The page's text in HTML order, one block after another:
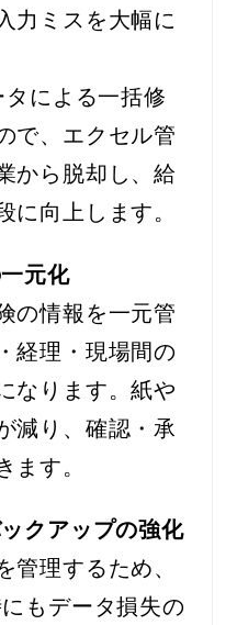
力ミスを大幅に
による一括修
で、エクセル管
から脱却し、給
向上します。
元化
の情報を一元管
経理・現場間の
なります。紙や
減り、確認・承
す。
クアップの強化
理するため、
もデータ損失の